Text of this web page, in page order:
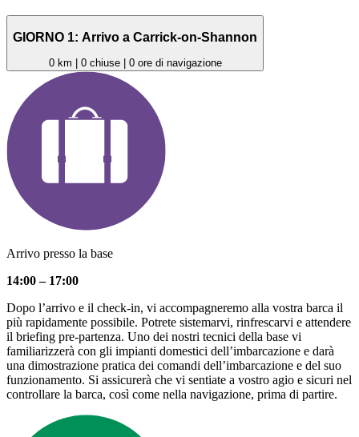
GIORNO 1: Arrivo a Carrick-on-Shannon
0 km | 0 chiuse | 0 ore di navigazione
Arrivo presso la base
14:00 – 17:00
Dopo l’arrivo e il check-in, vi accompagneremo alla vostra barca il
più rapidamente possibile. Potrete sistemarvi, rinfrescarvi e attendere
il briefing pre-partenza. Uno dei nostri tecnici della base vi
familiarizzerà con gli impianti domestici dell’imbarcazione e darà
una dimostrazione pratica dei comandi dell’imbarcazione e del suo
funzionamento. Si assicurerà che vi sentiate a vostro agio e sicuri nel
controllare la barca, così come nella navigazione, prima di partire.